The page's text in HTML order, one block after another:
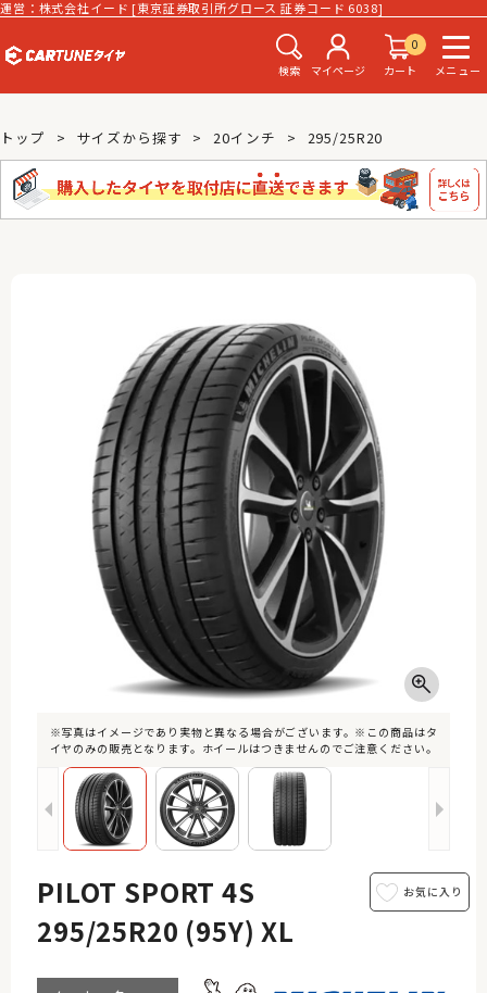
運営：株式会社イード [東京証券取引所グロース 証券コード 6038]
検索 マイページ
0
カート
メニュー
トップ サイズから探す 20インチ 295/25R20
※写真はイメージであり実物と異なる場合がございます。※この商品はタ
イヤのみの販売となります。ホイールはつきませんのでご注意ください。
PILOT SPORT 4S
295/25R20 (95Y) XL